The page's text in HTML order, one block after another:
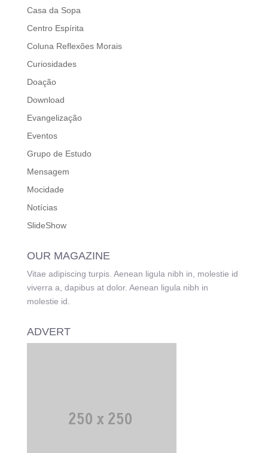
Casa da Sopa
Centro Espírita
Coluna Reflexões Morais
Curiosidades
Doação
Download
Evangelização
Eventos
Grupo de Estudo
Mensagem
Mocidade
Notícias
SlideShow
OUR MAGAZINE
Vitae adipiscing turpis. Aenean ligula nibh in, molestie id
viverra a, dapibus at dolor. Aenean ligula nibh in
molestie id.
ADVERT